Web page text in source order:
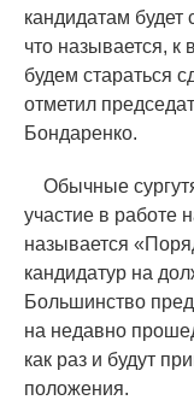
кандидатам будет
что называется,
будем стараться
отметил
Бондаренко.
Обычные
участие в работе
называется «
кандидатур на
Большинство
на недавно
как раз и будут
положения.